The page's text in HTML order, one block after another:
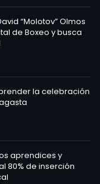
“Molotov” Olmos
de Boxeo y busca
la celebración
aprendices y
80% de inserción